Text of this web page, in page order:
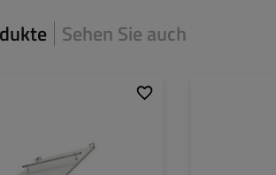
Sehen Sie auch
1624 x 1154 mm